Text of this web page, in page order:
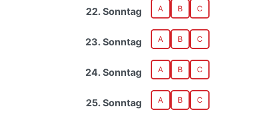
22. Sonntag A B C
23. Sonntag A B C
24. Sonntag A B C
25. Sonntag A B C